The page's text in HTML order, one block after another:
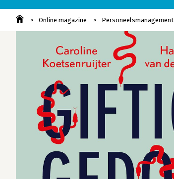
Online magazine Personeelsmanagement